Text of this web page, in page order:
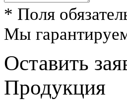
* Поля
Мы
Оставить
Продукция